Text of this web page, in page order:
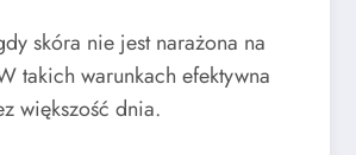
skóra nie jest narażona na
takich warunkach efektywna
większość dnia.